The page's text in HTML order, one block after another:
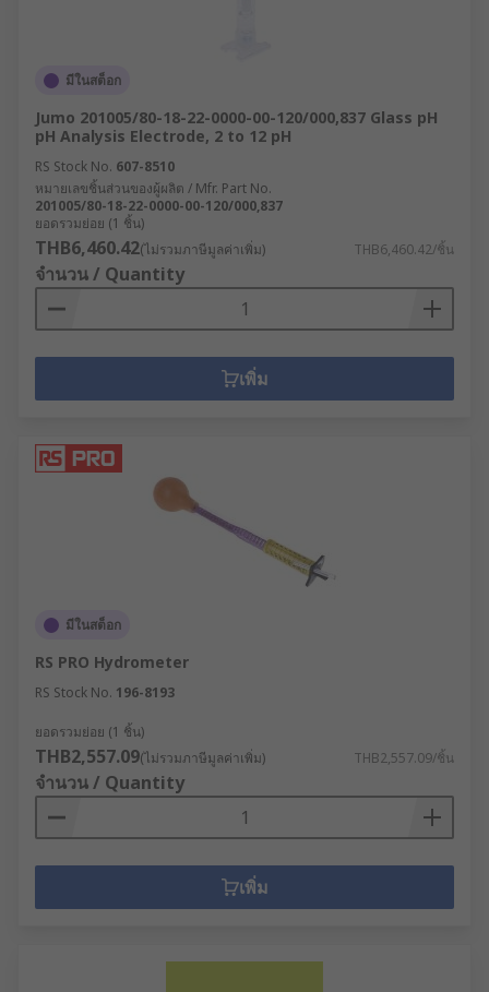
มีในสต็อก
Jumo 201005/80-18-22-0000-00-120/000,837 Glass pH
pH Analysis Electrode, 2 to 12 pH
RS Stock No. 607-8510
หมายเลขชิ้นส่วนของผู้ผลิต / Mfr. Part No.
201005/80-18-22-0000-00-120/000,837
ยอดรวมย่อย (1 ชิ้น)
THB6,460.42(ไม่รวมภาษีมูลค่าเพิ่ม) THB6,460.42/ชิ้น
จำนวน / Quantity
เพิ่ม
มีในสต็อก
RS PRO Hydrometer
RS Stock No. 196-8193
ยอดรวมย่อย (1 ชิ้น)
THB2,557.09(ไม่รวมภาษีมูลค่าเพิ่ม) THB2,557.09/ชิ้น
จำนวน / Quantity
เพิ่ม